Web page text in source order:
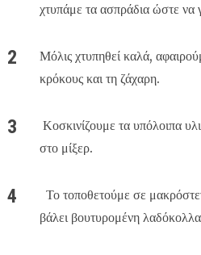
χτυπάμε τα ασπράδια ώστε να
Μόλις χτυπηθεί καλά,
κρόκους και τη ζάχαρη.
Κοσκινίζουμε τα υπόλοιπα
στο μίξερ.
Το τοποθετούμε σε
βάλει βουτυρομένη